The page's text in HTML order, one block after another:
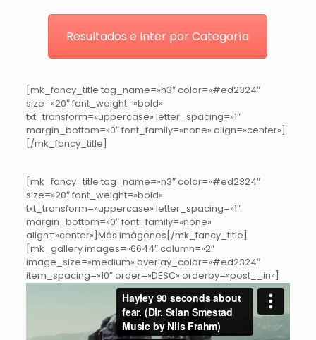
Resultados e Inter por Categoría
[mk_fancy_title tag_name=»h3″ color=»#ed2324″
size=»20″ font_weight=»bold»
txt_transform=»uppercase» letter_spacing=»1″
margin_bottom=»0″ font_family=»none» align=»center»]
[/mk_fancy_title]
[mk_fancy_title tag_name=»h3″ color=»#ed2324″
size=»20″ font_weight=»bold»
txt_transform=»uppercase» letter_spacing=»1″
margin_bottom=»0″ font_family=»none»
align=»center»]Más imágenes[/mk_fancy_title]
[mk_gallery images=»6644″ column=»2″
image_size=»medium» overlay_color=»#ed2324″
item_spacing=»10″ order=»DESC» orderby=»post__in»]